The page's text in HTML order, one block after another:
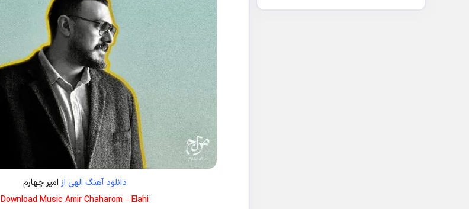
دانلود آهنگ الهی ازامیر چهارم
Download Music Amir Chaharom – Elahi